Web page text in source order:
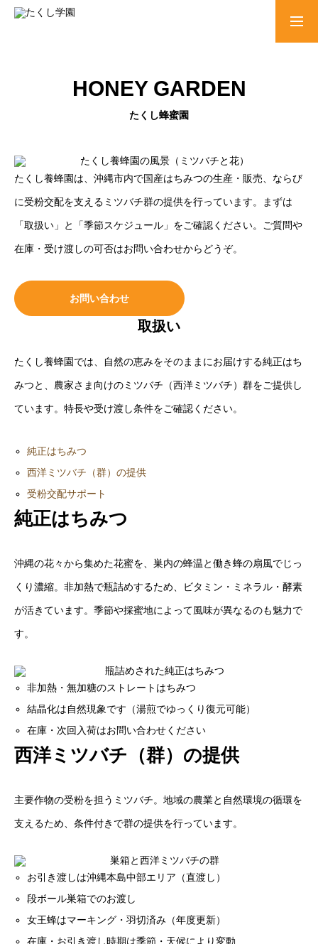
バスケットボールクラブ
たくし珈琲農園
たくし養蜂園
オンライン学習講座
お問い合わせ
HONEY GARDEN
たくし蜂蜜園
たくし養蜂園は、沖縄市内で国産はちみつの生産・販売、ならび
に受粉交配を支えるミツバチ群の提供を行っています。まずは
「取扱い」と「季節スケジュール」をご確認ください。ご質問や
在庫・受け渡しの可否はお問い合わせからどうぞ。
お問い合わせ
取扱い
たくし養蜂園では、自然の恵みをそのままにお届けする純正はち
みつと、農家さま向けのミツバチ（西洋ミツバチ）群をご提供し
ています。特長や受け渡し条件をご確認ください。
純正はちみつ
西洋ミツバチ（群）の提供
受粉交配サポート
純正はちみつ
沖縄の花々から集めた花蜜を、巣内の蜂温と働き蜂の扇風でじっ
くり濃縮。非加熱で瓶詰めするため、ビタミン・ミネラル・酵素
が活きています。季節や採蜜地によって風味が異なるのも魅力で
す。
非加熱・無加糖のストレートはちみつ
結晶化は自然現象です（湯煎でゆっくり復元可能）
在庫・次回入荷はお問い合わせください
西洋ミツバチ（群）の提供
主要作物の受粉を担うミツバチ。地域の農業と自然環境の循環を
支えるため、条件付きで群の提供を行っています。
お引き渡しは沖縄本島中部エリア（直渡し）
段ボール巣箱でのお渡し
女王蜂はマーキング・羽切済み（年度更新）
在庫・お引き渡し時期は季節・天候により変動